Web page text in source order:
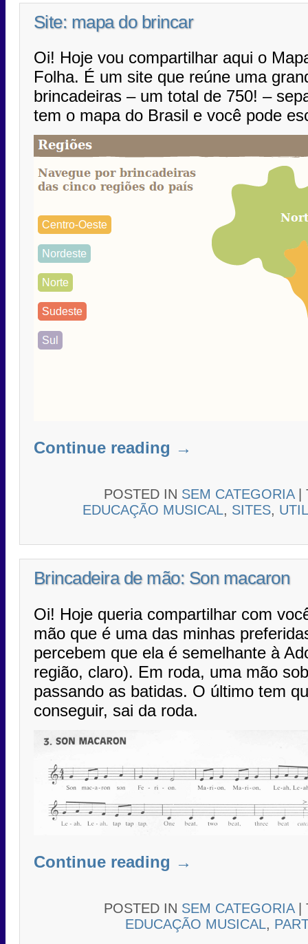
Site: mapa do brincar
Oi! Hoje vou compartilhar aqui o
Folha. É um site que reúne uma
brincadeiras – um total de 750! –
tem o mapa do Brasil e você pode
Continue reading →
POSTED IN SEM CATEGORIA
EDUCAÇÃO MUSICAL, SITES,
Brincadeira de mão: Son macaron
Oi! Hoje queria compartilhar com
mão que é uma das minhas
percebem que ela é semelhante à
região, claro). Em roda, uma mão
passando as batidas. O último tem
conseguir, sai da roda.
Continue reading →
POSTED IN SEM CATEGORIA
EDUCAÇÃO MUSICAL,